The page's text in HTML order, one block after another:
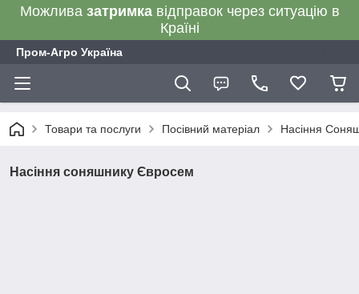
Можлива затримкавідправок через ситуацію в
Країні
Пром-Агро Україна
Товари та послуги Посівний матеріал Насіння
Насіння соняшнику Євросем